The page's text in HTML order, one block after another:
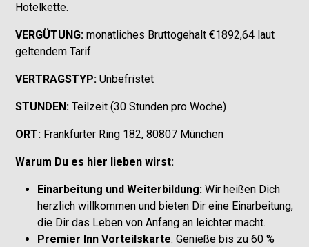
Hotelkette.
VERGÜTUNG:monatliches Bruttogehalt €1892,64 laut
geltendem Tarif
VERTRAGSTYP:Unbefristet
STUNDEN:Teilzeit (30 Stunden pro Woche)
ORT:Frankfurter Ring 182, 80807 München
Warum Du es hier lieben wirst:
Einarbeitung und Weiterbildung:Wir heißen Dich
herzlich willkommen und bieten Dir eine Einarbeitung,
die Dir das Leben von Anfang an leichter macht.
Premier Inn Vorteilskarte: Genieße bis zu 60 %